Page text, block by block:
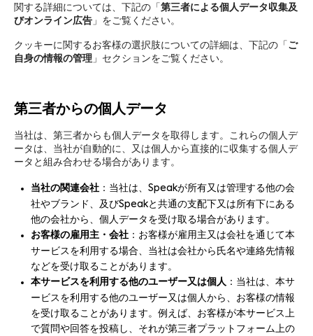
関する詳細については、下記の「 第三者による個人データ収集及
びオンライン広告 」をご覧ください。
クッキーに関するお客様の選択肢についての詳細は、下記の「 ご
自身の情報の管理 」セクションをご覧ください。
第三者からの個人データ
当社は、第三者からも個人データを取得します。これらの個人デ
ータは、当社が自動的に、又は個人から直接的に収集する個人デ
ータと組み合わせる場合があります。
当社の関連会社 ：当社は、Speakが所有又は管理する他の会
社やブランド、及びSpeakと共通の支配下又は所有下にある
他の会社から、個人データを受け取る場合があります。
お客様の雇用主・会社 ：お客様が雇用主又は会社を通じて本
サービスを利用する場合、当社は会社から氏名や連絡先情報
などを受け取ることがあります。
本サービスを利用する他のユーザー又は個人 ：当社は、本サ
ービスを利用する他のユーザー又は個人から、お客様の情報
を受け取ることがあります。例えば、お客様が本サービス上
で質問や回答を投稿し、それが第三者プラットフォーム上の